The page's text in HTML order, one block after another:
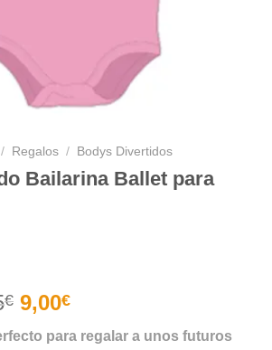
/ Regalos / Bodys Divertidos
Bailarina Ballet para
€ 9,00€
para regalar a unos futuros